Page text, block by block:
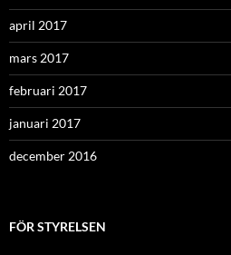
april 2017
mars 2017
februari 2017
januari 2017
december 2016
FÖR STYRELSEN